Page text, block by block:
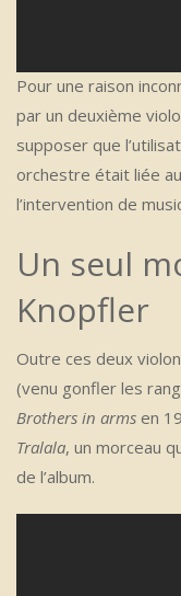
Pour une raison
par un deuxième
supposer que
orchestre était liée
l’intervention de
Un seul
Knopfler
Outre ces deux
(venu gonfler les
Brothers in arms en
Tralala, un morceau
de l’album.